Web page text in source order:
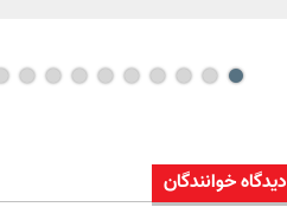
دیدگاه خوانندگان